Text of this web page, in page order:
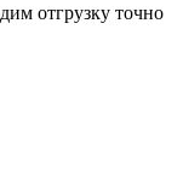
отгрузку точно